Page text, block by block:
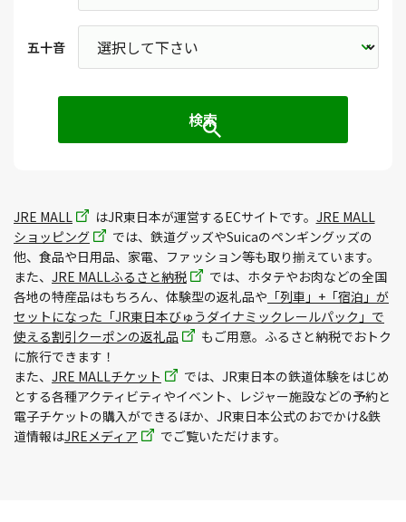
五十音
JRE MALL はJR東日本が運営するECサイトです。 JRE MALL
ショッピング
では、鉄道グッズやSuicaのペンギングッズの
他、食品や日用品、家電、ファッション等も取り揃えています。
また、 JRE MALLふるさと納税
では、ホタテやお肉などの全国
各地の特産品はもちろん、体験型の返礼品や 「列車」+「宿泊」が
セットになった「JR東日本びゅうダイナミックレールパック」で
使える割引クーポンの返礼品
もご用意。ふるさと納税でおトク
に旅行できます！
また、 JRE MALLチケット
では、JR東日本の鉄道体験をはじめ
とする各種アクティビティやイベント、レジャー施設などの予約と
電子チケットの購入ができるほか、JR東日本公式のおでかけ&鉄
道情報はJREメディア でご覧いただけます。